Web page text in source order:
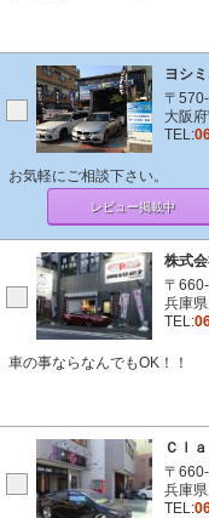
ヨシ
〒
大阪
TEL:
お気軽にご相談下さい。
レビュー掲載中
株式
〒
兵庫
TEL:
車の事ならなんでもOK！！
Ｃｌ
〒
兵庫
TEL: